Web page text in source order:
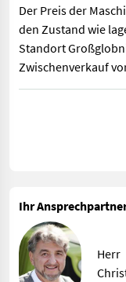
Der Preis der
den Zustand wie
Standort
Zwischenverkauf
Claas
Ihr
Herr